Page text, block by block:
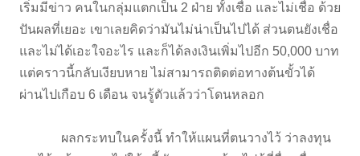
เริ่มมีข่าว คนในกลุ่มแตกเป็น 2 ฝ่าย ทั้งเชื่อ และไม่เชื่อ ด้วย
ปันผลที่เยอะ เขาเลยคิดว่ามันไม่น่าเป็นไปได้ ส่วนตนยังเชื่อ
และไม่ได้เอะใจอะไร และก็ได้ลงเงินเพิ่มไปอีก 50,000 บาท
แต่คราวนี้กลับเงียบหาย ไม่สามารถติดต่อทางต้นขั้วได้
ผ่านไปเกือบ 6 เดือน จนรู้ตัวแล้วว่าโดนหลอก
ผลกระทบในครั้งนี้ ทำให้แผนที่ตนวางไว้ ว่าลงทุน